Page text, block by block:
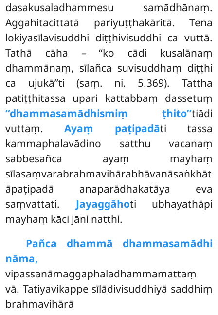
dasakusaladhammesu samādhānaṃ.
Aggahitacittatā pariyuṭṭhakāritā. Tena
lokiyasīlavisuddhi diṭṭhivisuddhi ca vuttā.
Tathā cāha – ‘‘ko cādi kusalānaṃ
dhammānaṃ, sīlañca suvisuddhaṃ diṭṭhi
ca ujukā’’ti (saṃ. ni. 5.369). Tattha
patiṭṭhitassa upari kattabbaṃ dassetuṃ
‘‘dhammasamādhismiṃ ṭhito’’tiādi
vuttaṃ.Ayaṃ paṭipadāti tassa
kammaphalavādino satthu vacanaṃ
sabbesañca ayaṃ mayhaṃ
sīlasaṃvarabrahmavihārabhāvanāsaṅkhāt
āpaṭipadā anaparādhakatāya eva
saṃvattati. Jayaggāhoti ubhayathāpi
mayhaṃ kāci jāni natthi.
Pañca dhammā dhammasamādhi
nāma,
vipassanāmaggaphaladhammamattaṃ
vā. Tatiyavikappe sīlādivisuddhiyā saddhiṃ
brahmavihārā